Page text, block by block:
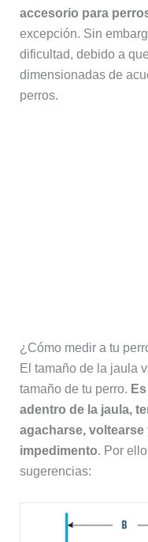
accesorio para
excepción. Sin
dificultad, debido a
dimensionadas de
perros.
¿Cómo medir a tu
El tamaño de la jaula
tamaño de tu perro.
adentro de la jaula,
agacharse,
impedimento. Por
sugerencias: